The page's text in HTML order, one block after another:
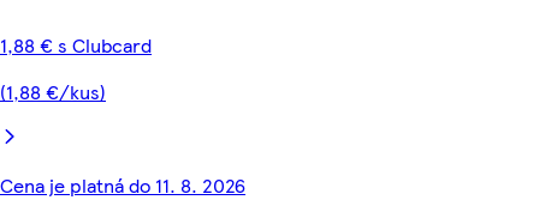
1,88 € s Clubcard
(1,88 €/kus)
Cena je platná do 11. 8. 2026